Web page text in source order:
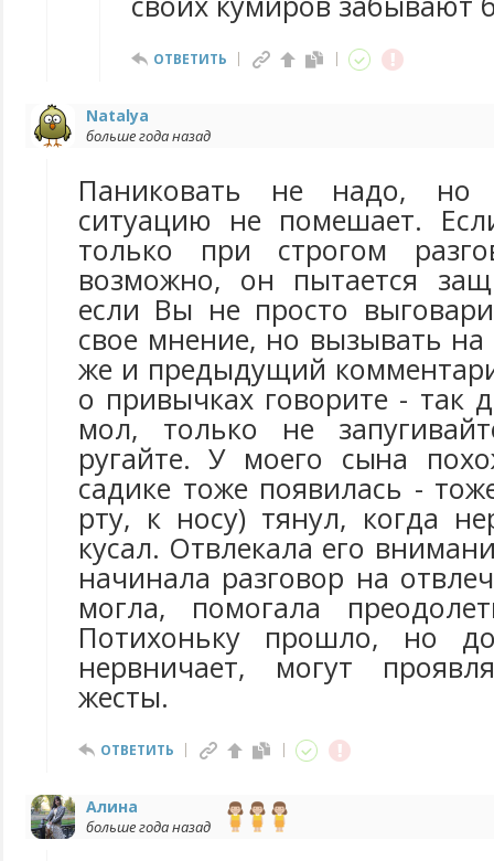
ОТВЕТИТЬ
Natalya
больше года назад
Паниковать не надо, но
ситуацию не помешает.
только при строгом
возможно, он пытается
если Вы не просто
свое мнение, но вызывать
же и предыдущий
о привычках говорите - так
мол, только не
ругайте. У моего сына
садике тоже появилась -
рту, к носу) тянул, когда
кусал. Отвлекала его
начинала разговор на
могла, помогала
Потихоньку прошло, но
нервничает, могут
жесты.
ОТВЕТИТЬ
Алина
больше года назад